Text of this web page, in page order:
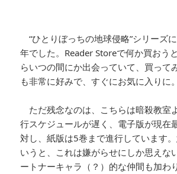
“ひとりぼっちの地球侵略”シリーズ
年でした。Reader Storeで何か買おう
らいつの間にか出会っていて、買って
も非常に好みで、すぐにお気に入りに。
ただ残念なのは、こちらは暗殺教室
行スケジュールが遅く、電子版が現在
対し、紙版は5巻まで進行しています
いうと、これは嫌がらせにしか思え
ートナーキャラ（？）的な仲間も加わ